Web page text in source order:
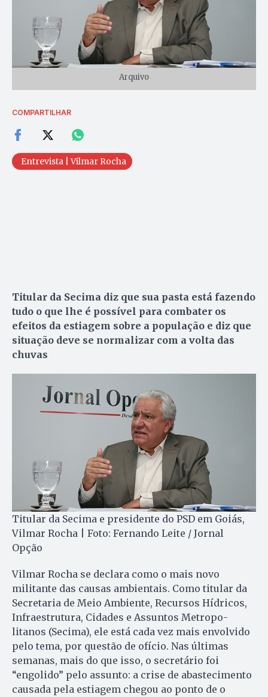
Arquivo
COMPARTILHAR
Entrevista | Vilmar Rocha
Titular da Secima diz que sua pasta está fazendo
tudo o que lhe é possível para combater os
efeitos da estiagem sobre a população e diz que
situação deve se normalizar com a volta das
chuvas
Titular da Secima e presidente do PSD em Goiás,
Vilmar Rocha | Foto: Fernando Leite / Jornal
Opção
Vilmar Rocha se declara como o mais novo
militante das causas am­bientais. Como titular da
Se­cre­taria de Meio Ambiente, Re­cur­sos Hídricos,
Infraestrutura, Ci­da­des e Assuntos Metropo­
litanos (Se­ci­ma), ele está cada vez mais envolvido
pelo tema, por questão de ofício. Nas últimas
semanas, mais do que isso, o secretário foi
“engolido” pe­lo assunto: a crise de abastecimento
causada pela estiagem chegou ao ponto de o